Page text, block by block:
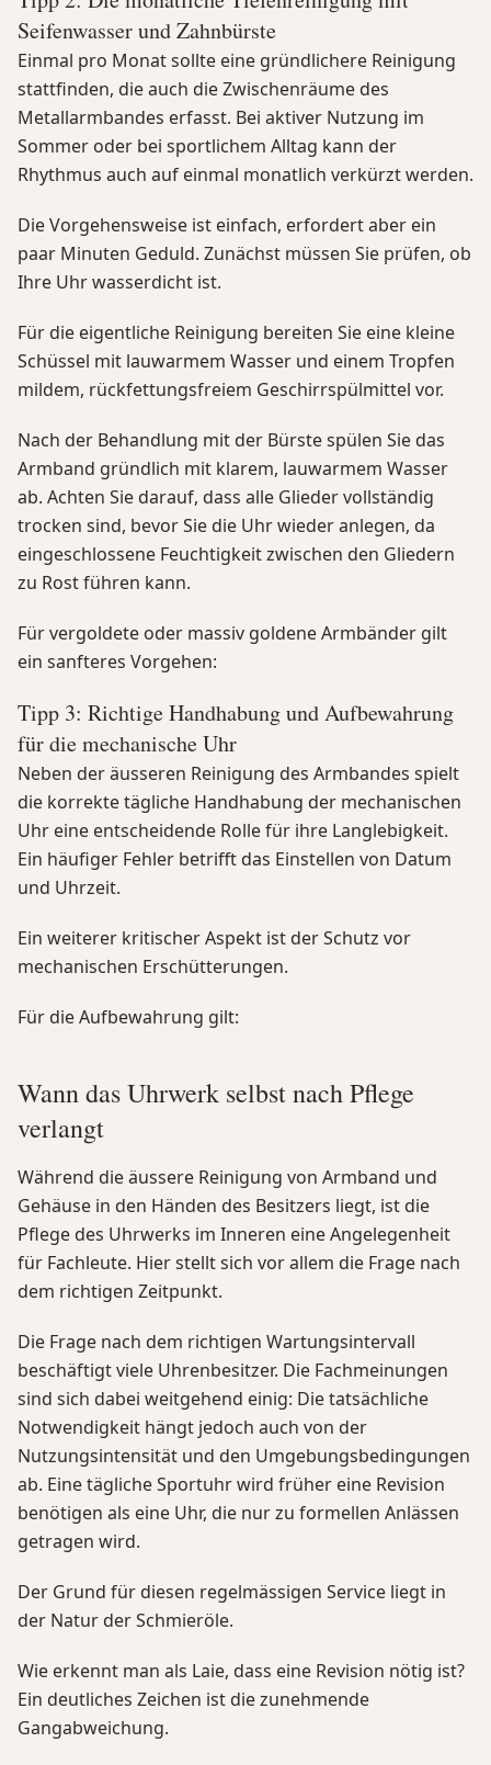
Seifenwasser und Zahnbürste
Einmal pro Monat sollte eine gründlichere Reinigung
stattfinden, die auch die Zwischenräume des
Metallarmbandes erfasst. Bei aktiver Nutzung im
Sommer oder bei sportlichem Alltag kann der
Rhythmus auch auf einmal monatlich verkürzt werden.
Die Vorgehensweise ist einfach, erfordert aber ein
paar Minuten Geduld. Zunächst müssen Sie prüfen, ob
Ihre Uhr wasserdicht ist.
Für die eigentliche Reinigung bereiten Sie eine kleine
Schüssel mit lauwarmem Wasser und einem Tropfen
mildem, rückfettungsfreiem Geschirrspülmittel vor.
Nach der Behandlung mit der Bürste spülen Sie das
Armband gründlich mit klarem, lauwarmem Wasser
ab. Achten Sie darauf, dass alle Glieder vollständig
trocken sind, bevor Sie die Uhr wieder anlegen, da
eingeschlossene Feuchtigkeit zwischen den Gliedern
zu Rost führen kann.
Für vergoldete oder massiv goldene Armbänder gilt
ein sanfteres Vorgehen:
Tipp 3: Richtige Handhabung und Aufbewahrung
für die mechanische Uhr
Neben der äusseren Reinigung des Armbandes spielt
die korrekte tägliche Handhabung der mechanischen
Uhr eine entscheidende Rolle für ihre Langlebigkeit.
Ein häufiger Fehler betrifft das Einstellen von Datum
und Uhrzeit.
Ein weiterer kritischer Aspekt ist der Schutz vor
mechanischen Erschütterungen.
Für die Aufbewahrung gilt:
Wann das Uhrwerk selbst nach Pflege
verlangt
Während die äussere Reinigung von Armband und
Gehäuse in den Händen des Besitzers liegt, ist die
Pflege des Uhrwerks im Inneren eine Angelegenheit
für Fachleute. Hier stellt sich vor allem die Frage nach
dem richtigen Zeitpunkt.
Die Frage nach dem richtigen Wartungsintervall
beschäftigt viele Uhrenbesitzer. Die Fachmeinungen
sind sich dabei weitgehend einig: Die tatsächliche
Notwendigkeit hängt jedoch auch von der
Nutzungsintensität und den Umgebungsbedingungen
ab. Eine tägliche Sportuhr wird früher eine Revision
benötigen als eine Uhr, die nur zu formellen Anlässen
getragen wird.
Der Grund für diesen regelmässigen Service liegt in
der Natur der Schmieröle.
Wie erkennt man als Laie, dass eine Revision nötig ist?
Ein deutliches Zeichen ist die zunehmende
Gangabweichung.